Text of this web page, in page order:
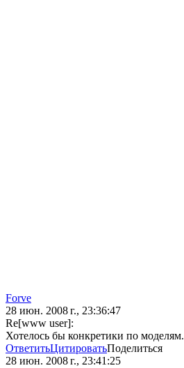
Forve
28 июн. 2008 г., 23:36:47
Re[www user]:
Хотелось бы конкретики по моделям.
ОтветитьЦитироватьПоделиться
28 июн. 2008 г., 23:41:25